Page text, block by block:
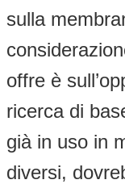
sulla
offre è
ricerca di
già in uso in
diversi,